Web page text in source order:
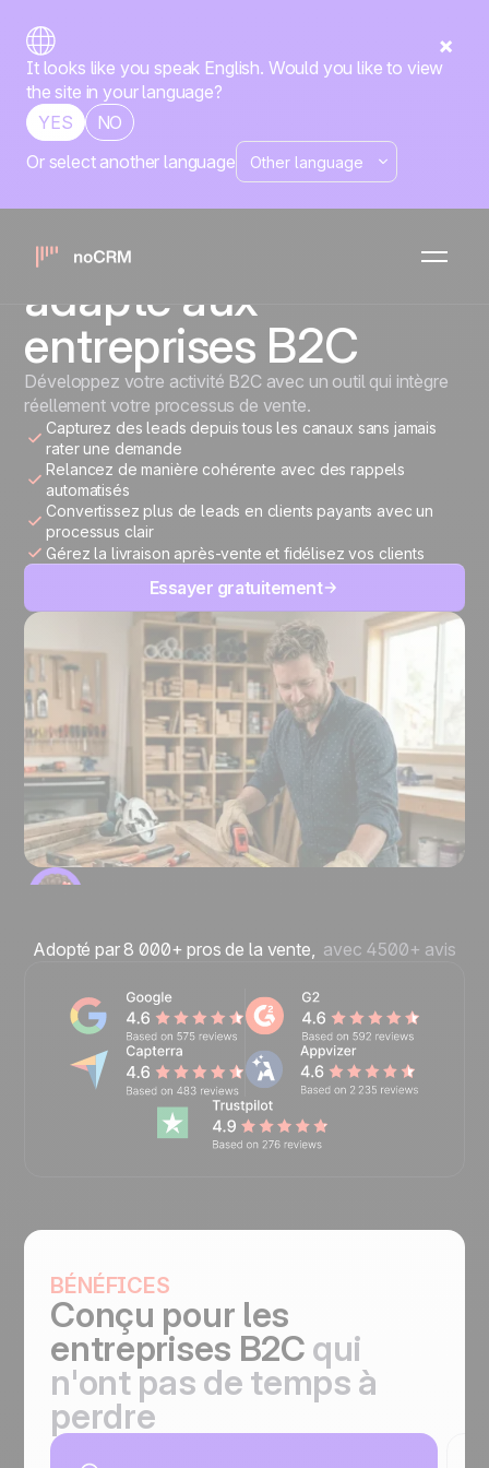
It looks like you speak English. Would you like to view
the site in your language?
YES
NO
Or select another language
ENTREPRISES B2C
L'outil de gestion
commerciale le plus
adapté aux
entreprises B2C
Développez votre activité B2C avec un outil qui intègre
réellement votre processus de vente.
Capturez des leads depuis tous les canaux sans jamais
rater une demande
Relancez de manière cohérente avec des rappels
automatisés
Convertissez plus de leads en clients payants avec un
processus clair
Gérez la livraison après-vente et fidélisez vos clients
Essayer gratuitement
Adopté par 8 000+ pros de la vente, avec 4500+ avis
BÉNÉFICES
Conçu pour les
entreprises B2C qui
n'ont pas de temps à
perdre